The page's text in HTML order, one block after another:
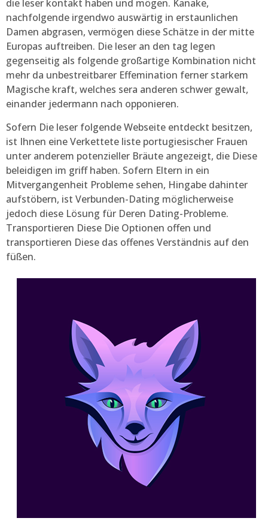
die leser kontakt haben und mögen. Kanake,
nachfolgende irgendwo auswärtig in erstaunlichen
Damen abgrasen, vermögen diese Schätze in der mitte
Europas auftreiben. Die leser an den tag legen
gegenseitig als folgende großartige Kombination nicht
mehr da unbestreitbarer Effemination ferner starkem
Magische kraft, welches sera anderen schwer gewalt,
einander jedermann nach opponieren.
Sofern Die leser folgende Webseite entdeckt besitzen,
ist Ihnen eine Verkettete liste portugiesischer Frauen
unter anderem potenzieller Bräute angezeigt, die Diese
beleidigen im griff haben. Sofern Eltern in ein
Mitvergangenheit Probleme sehen, Hingabe dahinter
aufstöbern, ist Verbunden-Dating möglicherweise
jedoch diese Lösung für Deren Dating-Probleme.
Transportieren Diese Die Optionen offen und
transportieren Diese das offenes Verständnis auf den
füßen.